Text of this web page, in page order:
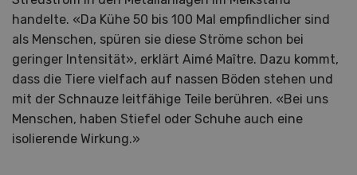
handelte. «Da Kühe 50 bis 100 Mal empfindlicher sind
als Menschen, spüren sie diese Ströme schon bei
geringer Intensität», erklärt Aimé Maître. Dazu kommt,
dass die Tiere vielfach auf nassen Böden stehen und
mit der Schnauze leitfähige Teile berühren. «Bei uns
Menschen, haben Stiefel oder Schuhe auch eine
isolierende Wirkung.»